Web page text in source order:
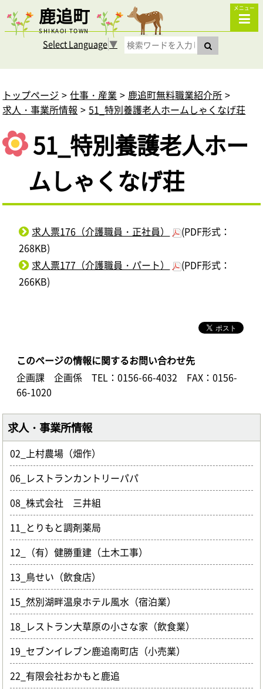
鹿追町
SHIKAOI TOWN
メニュー
Select Language▼
トップページ 仕事・産業
鹿追町無料職業紹介所
求人・事業所情報
51_特別養護老人ホームしゃくなげ荘
51_特別養護老人ホー
ムしゃくなげ荘
求人票176（介護職員・正社員）
(PDF形式：
268KB)
求人票177（介護職員・パート）
(PDF形式：
266KB)
このページの情報に関するお問い合わせ先
企画課 企画係
TEL：0156-66-4032
FAX：0156-
66-1020
求人・事業所情報
02_上村農場（畑作）
06_レストランカントリーパパ
08_株式会社 三井組
11_とりもと調剤薬局
12_（有）健勝重建（土木工事）
13_鳥せい（飲食店）
15_然別湖畔温泉ホテル風水（宿泊業）
18_レストラン大草原の小さな家（飲食業）
19_セブンイレブン鹿追南町店（小売業）
22_有限会社おかもと鹿追